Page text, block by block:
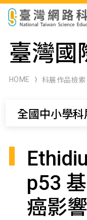
科展作品檢索
科學研習月刊
臺灣國
HOME 科展作品檢索
全國中小學科
p53
癌影響